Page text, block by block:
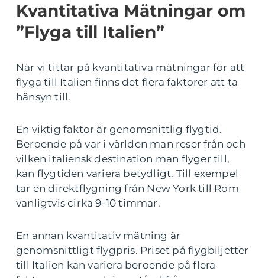
Kvantitativa Mätningar om
”Flyga till Italien”
När vi tittar på kvantitativa mätningar för att
flyga till Italien finns det flera faktorer att ta
hänsyn till.
En viktig faktor är genomsnittlig flygtid.
Beroende på var i världen man reser från och
vilken italiensk destination man flyger till,
kan flygtiden variera betydligt. Till exempel
tar en direktflygning från New York till Rom
vanligtvis cirka 9-10 timmar.
En annan kvantitativ mätning är
genomsnittligt flygpris. Priset på flygbiljetter
till Italien kan variera beroende på flera